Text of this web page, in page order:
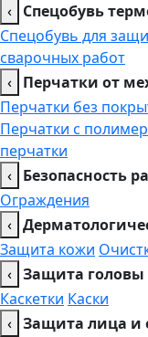
‹ Спецобувь
Спецобувь для
сварочных работ
‹ Перчатки от
Перчатки без
Перчатки с
перчатки
‹ Безопасность
Ограждения
‹
Защита кожи
‹ Защита головы
Каскетки Каски
‹ Защита лица и